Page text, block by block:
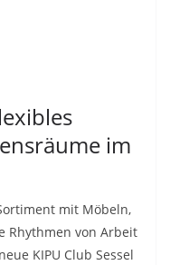
im
mit Möbeln,
Rhythmen von Arbeit
KIPU Club Sessel